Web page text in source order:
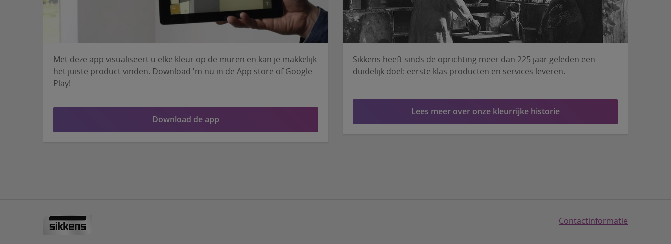
Met deze app visualiseert u elke kleur op de muren en kan je makkelijk
het juiste product vinden. Download 'm nu in de App store of Google
Play!
Download de app
Sikkens heeft sinds de oprichting meer dan 225 jaar geleden een
duidelijk doel: eerste klas producten en services leveren.
Lees meer over onze kleurrijke historie
Contactinformatie